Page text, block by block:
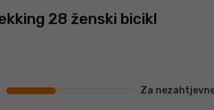
28 ženski bicikl
Za